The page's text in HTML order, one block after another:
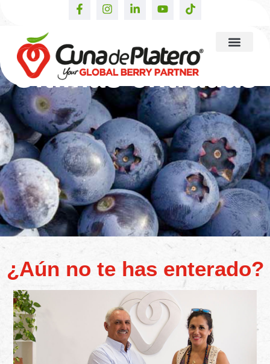
Últimas entradas
¿Aún no te has enterado?